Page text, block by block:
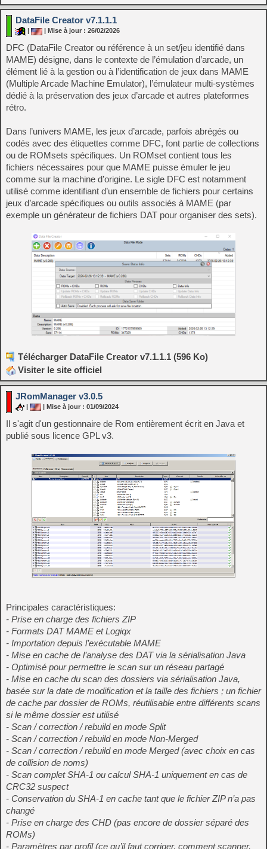
DataFile Creator v7.1.1.1
| Mise à jour : 26/02/2026
DFC (DataFile Creator ou référence à un set/jeu identifié dans
MAME) désigne, dans le contexte de l’émulation d’arcade, un
élément lié à la gestion ou à l’identification de jeux dans MAME
(Multiple Arcade Machine Emulator), l’émulateur multi‑systèmes
dédié à la préservation des jeux d’arcade et autres plateformes
rétro.
Dans l’univers MAME, les jeux d’arcade, parfois abrégés ou
codés avec des étiquettes comme DFC, font partie de collections
ou de ROMsets spécifiques. Un ROMset contient tous les
fichiers nécessaires pour que MAME puisse émuler le jeu
comme sur la machine d’origine. Le sigle DFC est notamment
utilisé comme identifiant d’un ensemble de fichiers pour certains
jeux d’arcade spécifiques ou outils associés à MAME (par
exemple un générateur de fichiers DAT pour organiser des sets).
Télécharger DataFile Creator v7.1.1.1 (596 Ko)
Visiter le site officiel
JRomManager v3.0.5
| | Mise à jour : 01/09/2024
Il s'agit d'un gestionnaire de Rom entièrement écrit en Java et
publié sous licence GPL v3.
Principales caractéristiques:
- Prise en charge des fichiers ZIP
- Formats DAT MAME et Logiqx
- Importation depuis l’exécutable MAME
- Mise en cache de l’analyse des DAT via la sérialisation Java
- Optimisé pour permettre le scan sur un réseau partagé
- Mise en cache du scan des dossiers via sérialisation Java,
basée sur la date de modification et la taille des fichiers ; un fichier
de cache par dossier de ROMs, réutilisable entre différents scans
si le même dossier est utilisé
- Scan / correction / rebuild en mode Split
- Scan / correction / rebuild en mode Non-Merged
- Scan / correction / rebuild en mode Merged (avec choix en cas
de collision de noms)
- Scan complet SHA‑1 ou calcul SHA‑1 uniquement en cas de
CRC32 suspect
- Conservation du SHA‑1 en cache tant que le fichier ZIP n’a pas
changé
- Prise en charge des CHD (pas encore de dossier séparé des
ROMs)
- Paramètres par profil (ce qu’il faut corriger, comment scanner,